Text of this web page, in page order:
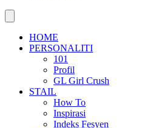
HOME
PERSONALITI
101
Profil
GL Girl Crush
STAIL
How To
Inspirasi
Indeks Fesyen